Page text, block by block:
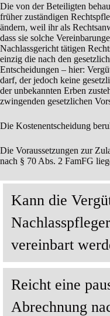
Die von der Beteiligten
früher zuständigen
ändern, weil ihr als
dass sie solche
Nachlassgericht tätigen
einzig die nach den
Entscheidungen – hier:
darf, der jedoch keine
der unbekannten Erben
zwingenden gesetzlichen
Die Kostenentscheidung
Die Voraussetzungen zur
nach § 70 Abs. 2 FamFG
Kann die
vereinbart
Reicht eine
Abrechnung